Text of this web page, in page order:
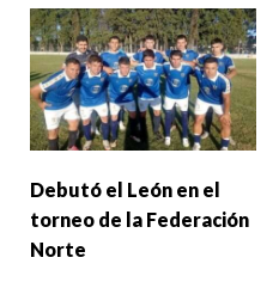
Debutó el León en el
torneo de la Federación
Norte